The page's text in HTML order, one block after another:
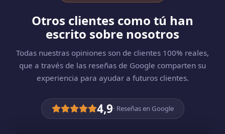
Otros clientes como tú han
escrito sobre nosotros
Todas nuestras opiniones son de clientes 100% reales,
que a través de las reseñas de Google comparten su
experiencia para ayudar a futuros clientes.
4,9· Reseñas en Google